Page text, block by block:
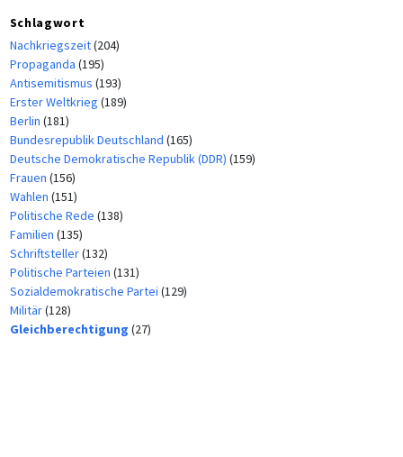
Schlagwort
Nachkriegszeit(204)
Propaganda (195)
Antisemitismus (193)
Erster Weltkrieg (189)
Berlin (181)
Bundesrepublik Deutschland (165)
Deutsche Demokratische Republik (DDR) (159)
Frauen (156)
Wahlen (151)
Politische Rede (138)
Familien (135)
Schriftsteller(132)
Politische Parteien (131)
Sozialdemokratische Partei (129)
Militär(128)
Gleichberechtigung (27)